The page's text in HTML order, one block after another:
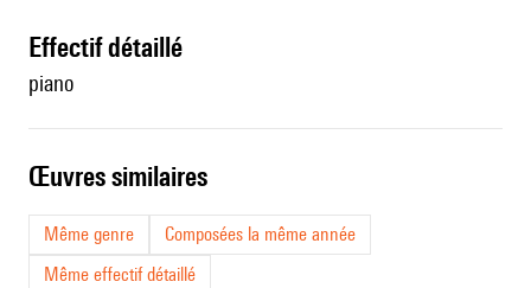
effectif détaillé
piano
œuvres similaires
Même genre
Composées la même année
Même effectif détaillé